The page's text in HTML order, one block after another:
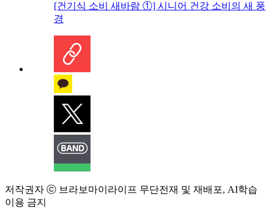
[건기식 소비 새바람 ①] 시니어 건강 소비의 새 풍
경
저작권자 ⓒ 브라보마이라이프 무단전재 및 재배포, AI학습
이용 금지